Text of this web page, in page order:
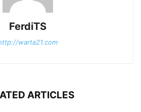
FerdiTS
warta21.com
ARTICLES